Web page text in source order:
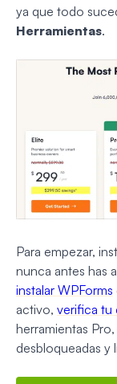
ya que todo
Herramientas.
Para empezar,
nunca antes has
instalar WPForms
activo, verifica tu
herramientas
desbloqueadas y